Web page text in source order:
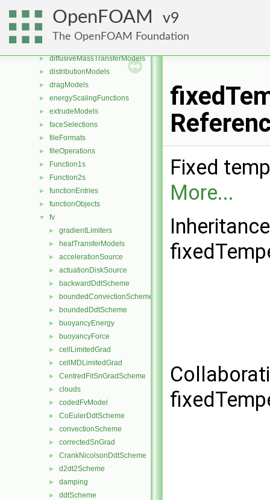
OpenFOAM 9
The OpenFOAM Foundation
► DampingModels
► decompositionConstraints
►
► diffusiveMassTransferModels
► distributionModels
► dragModels
► energyScalingFunctions
► extrudeModels
► faceSelections
► fileFormats
► fileOperations
► Function1s
► Function2s
► functionEntries
► functionObjects
▼ fv
► gradientLimiters
► heatTransferModels
► accelerationSource
► actuationDiskSource
► backwardDdtScheme
► boundedConvectionScheme
► boundedDdtScheme
► buoyancyEnergy
► buoyancyForce
► cellLimitedGrad
► cellMDLimitedGrad
► CentredFitSnGradScheme
► clouds
► codedFvModel
► CoEulerDdtScheme
► convectionScheme
► correctedSnGrad
► CrankNicolsonDdtScheme
► d2dt2Scheme
► damping
► ddtScheme
Fixed
More...